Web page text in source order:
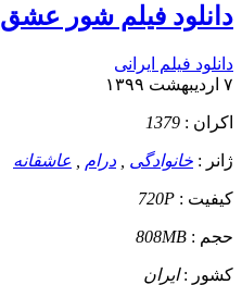
دانلود فیلم شور عشق
دانلود فیلم ایرانی
۷ اردیبهشت ۱۳۹۹
اکران : 1379
ژانر : خانوادگی درام عاشقانه
کيفيت : 720P
حجم : 808MB
کشور :ایران